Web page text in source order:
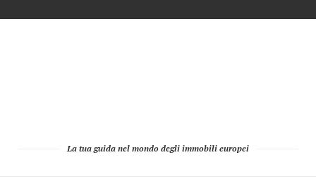
La tua guida nel mondo degli immobili europei